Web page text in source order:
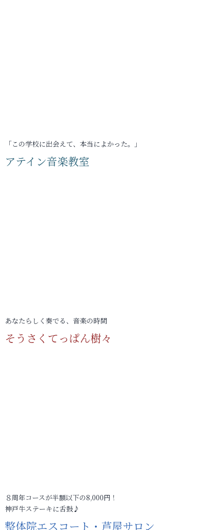
「この学校に出会えて、本当によかった。」
アテイン音楽教室
あなたらしく奏でる、音楽の時間
そうさくてっぱん樹々
８周年コースが半額以下の8,000円！
神戸牛ステーキに舌鼓♪
整体院エスコート・芦屋サロン